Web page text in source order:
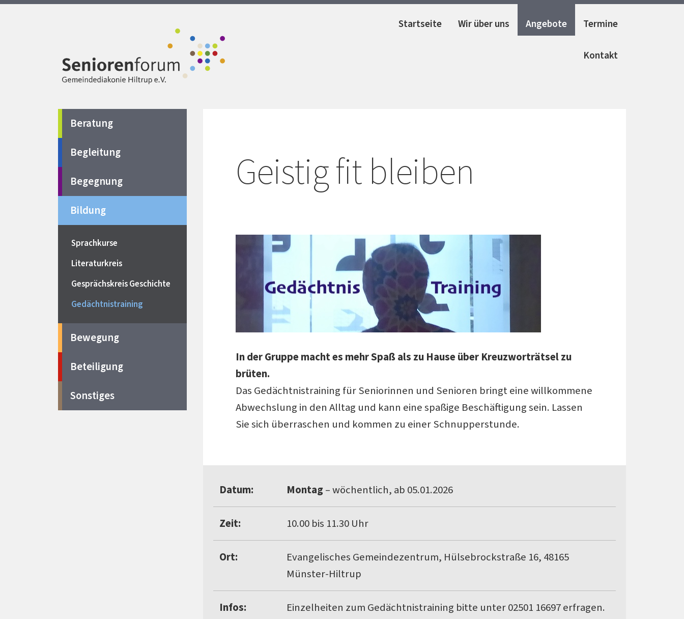
Startseite Wir über uns Angebote Termine
Kontakt
Geistig fit bleiben
In der Gruppe macht es mehr Spaß als zu Hause über Kreuzworträtsel zu
brüten.
Das Gedächtnistraining für Seniorinnen und Senioren bringt eine willkommene
Abwechslung in den Alltag und kann eine spaßige Beschäftigung sein. Lassen
Sie sich überraschen und kommen zu einer Schnupperstunde.
Datum: Montag – wöchentlich, ab 05.01.2026
Zeit: 10.00 bis 11.30 Uhr
Ort:
Evangelisches Gemeindezentrum, Hülsebrockstraße 16, 48165
Münster-Hiltrup
Infos: Einzelheiten zum Gedächtnistraining bitte unter 02501 16697 erfragen.
Beratung
Begleitung
Begegnung
Bildung
Sprachkurse
Literaturkreis
Gesprächskreis Geschichte
Gedächtnistraining
Bewegung
Beteiligung
Sonstiges